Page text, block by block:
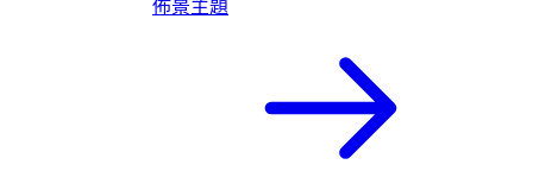
佈景主題